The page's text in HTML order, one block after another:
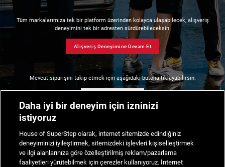
Tüm markalarımıza tek bir platform üzerinden kolayca ulaşabilecek, alışveriş
deneyimini tek bir adresten sürdürebileceksin.
Alışveriş Deneyimine Devam Et
Mevcut siparişini takip etmek için aşağıdaki butona tıklayabilirsin.
Daha iyi bir deneyim için izninizi
istiyoruz
House of SuperStep olarak, internet sitemizde edindiğiniz
deneyiminizi iyileştirmek, sitemizdeki işlevleri kişiselleştirmek
ve ilgi alanlarınıza göre özelleştirilmiş reklam/pazarlama
faaliyetleri yürütebilmek için çerezler kullanıyoruz. İnternet